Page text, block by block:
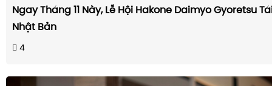
Ngay Tháng 11 Này, Lễ Hội Hakone Daimyo Gyoretsu
Nhật Bản
4